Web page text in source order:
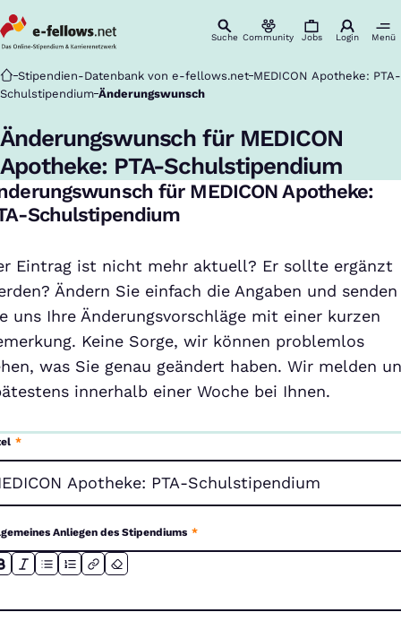
Suche Community Jobs Login Menü
Startseite
Stipendien-Datenbank von e-fellows.net MEDICON Apotheke: PTA-
Schulstipendium Änderungswunsch
Änderungswunsch für MEDICON
Apotheke: PTA-Schulstipendium
für MEDICON Apotheke:
Schulstipendium
Eintrag ist nicht mehr aktuell? Er sollte ergänzt
Ändern Sie einfach die Angaben und senden
uns Ihre Änderungsvorschläge mit einer kurzen
Keine Sorge, wir können problemlos
was Sie genau geändert haben. Wir melden
innerhalb einer Woche bei Ihnen.
*
Anliegen des Stipendiums *